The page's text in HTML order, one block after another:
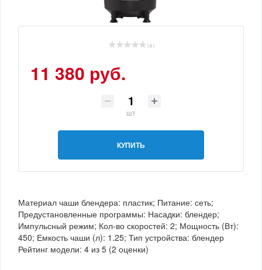
( 0 )
11 380 руб.
шт
КУПИТЬ
Материал чаши блендера: пластик; Питание: сеть;
Предустановленные программы: Насадки: блендер;
Импульсный режим; Кол-во скоростей: 2; Мощность (Вт):
450; Емкость чаши (л): 1.25; Тип устройства: блендер
Рейтинг модели: 4 из 5 (2 оценки)